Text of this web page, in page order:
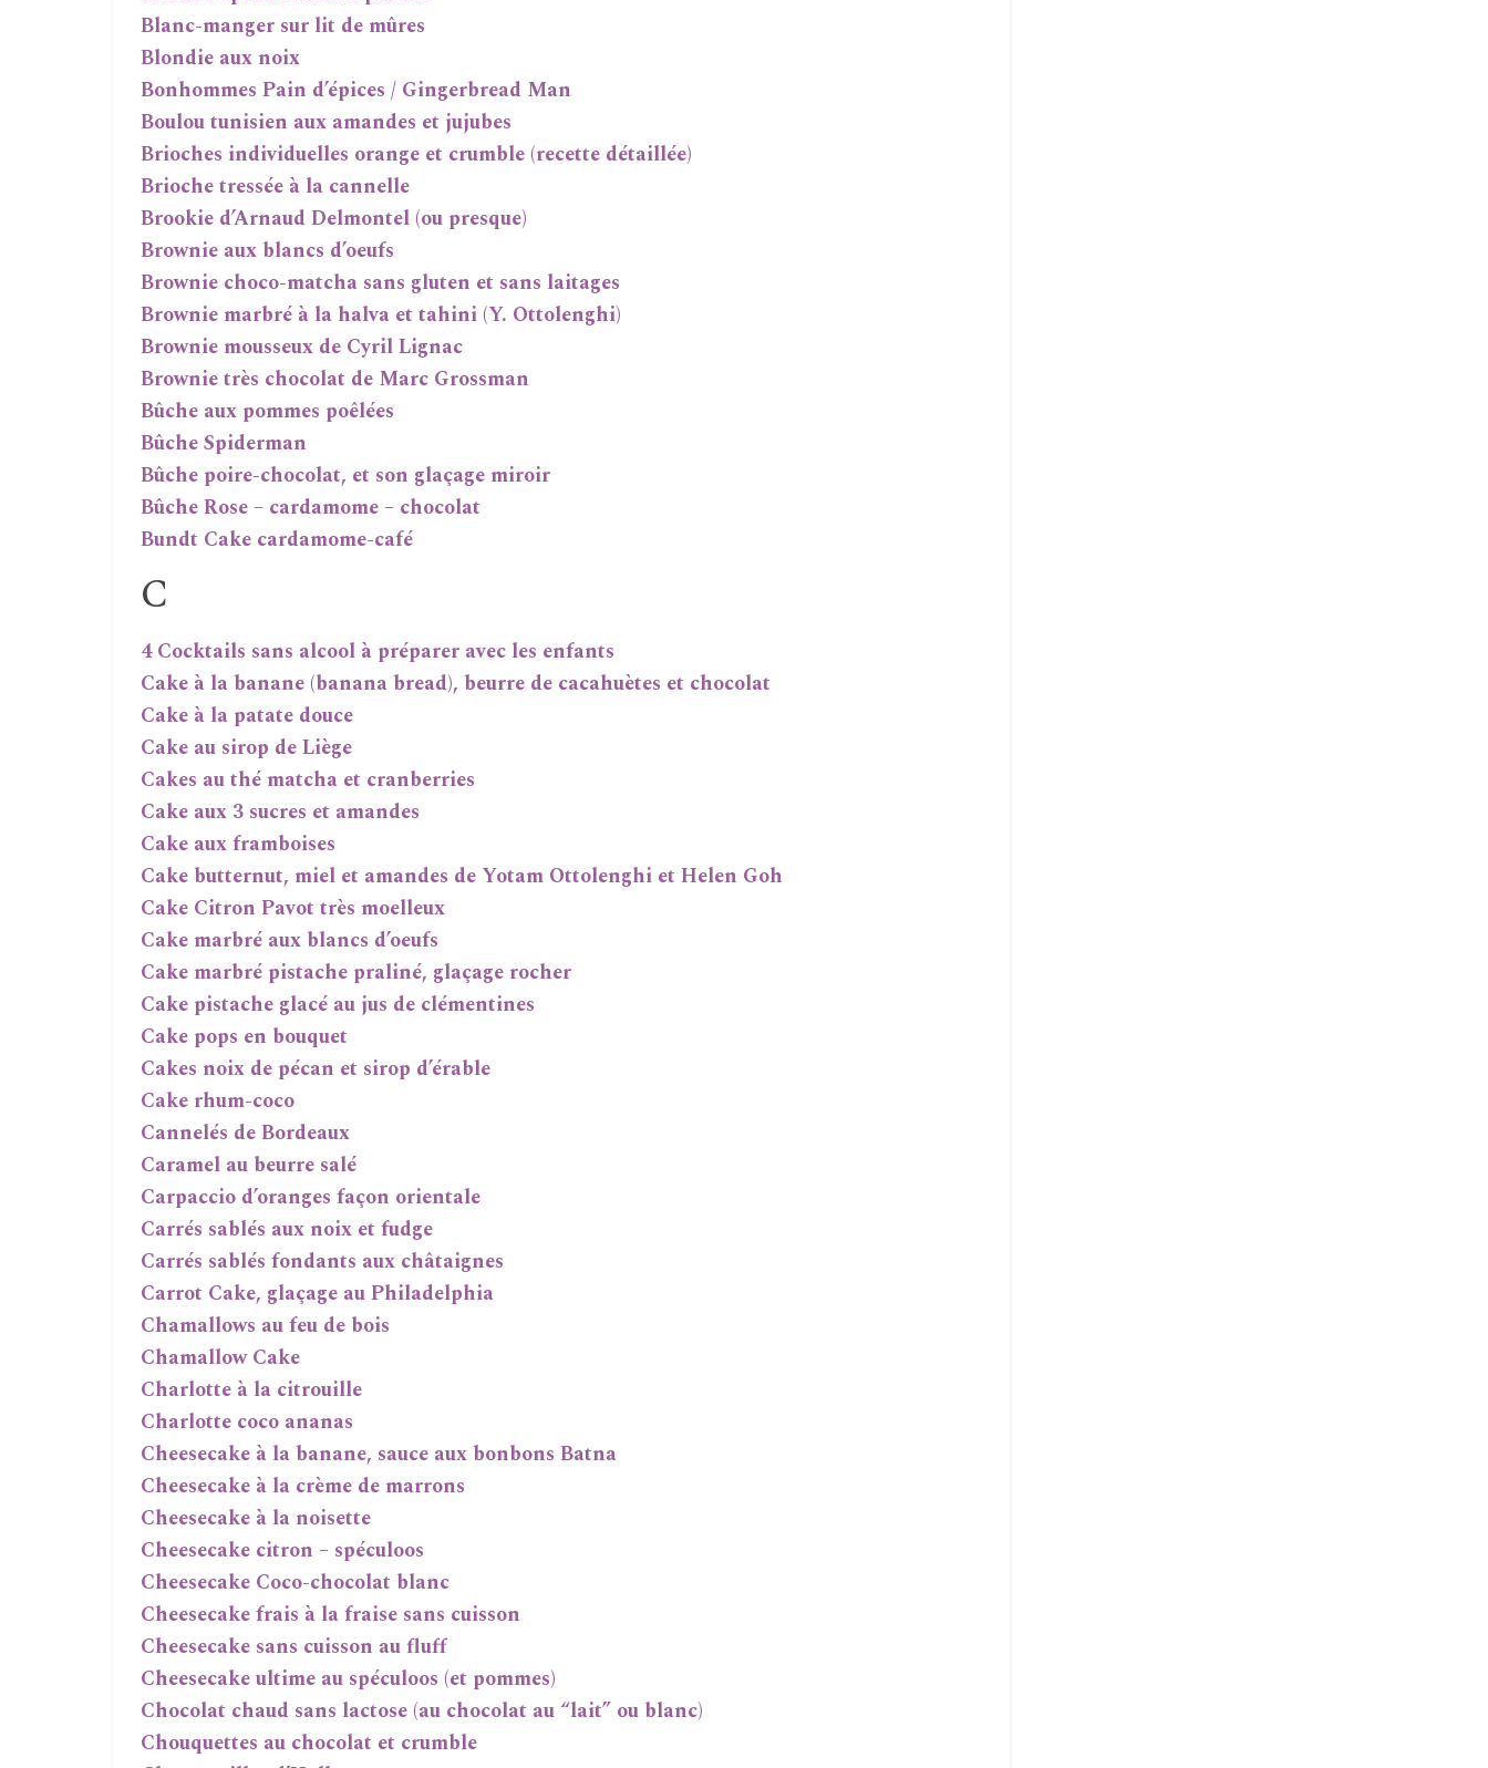
Blanc-manger sur lit de mûres
Blondie aux noix
Bonhommes Pain d’épices / Gingerbread Man
Boulou tunisien aux amandes et jujubes
Brioches individuelles orange et crumble (recette détaillée)
Brioche tressée à la cannelle
Brookie d’Arnaud Delmontel (ou presque)
Brownie aux blancs d’oeufs
Brownie choco-matcha sans gluten et sans laitages
Brownie marbré à la halva et tahini (Y. Ottolenghi)
Brownie mousseux de Cyril Lignac
Brownie très chocolat de Marc Grossman
Bûche aux pommes poêlées
Bûche Spiderman
Bûche poire-chocolat, et son glaçage miroir
Bûche Rose – cardamome – chocolat
Bundt Cake cardamome-café
C
4 Cocktails sans alcool à préparer avec les enfants
Cake à la banane (banana bread), beurre de cacahuètes et chocolat
Cake à la patate douce
Cake au sirop de Liège
Cakes au thé matcha et cranberries
Cake aux 3 sucres et amandes
Cake aux framboises
Cake butternut, miel et amandes de Yotam Ottolenghi et Helen Goh
Cake Citron Pavot très moelleux
Cake marbré aux blancs d’oeufs
Cake marbré pistache praliné, glaçage rocher
Cake pistache glacé au jus de clémentines
Cake pops en bouquet
Cakes noix de pécan et sirop d’érable
Cake rhum-coco
Cannelés de Bordeaux
Caramel au beurre salé
Carpaccio d’oranges façon orientale
Carrés sablés aux noix et fudge
Carrés sablés fondants aux châtaignes
Carrot Cake, glaçage au Philadelphia
Chamallows au feu de bois
Chamallow Cake
Charlotte à la citrouille
Charlotte coco ananas
Cheesecake à la banane, sauce aux bonbons Batna
Cheesecake à la crème de marrons
Cheesecake à la noisette
Cheesecake citron – spéculoos
Cheesecake Coco-chocolat blanc
Cheesecake frais à la fraise sans cuisson
Cheesecake sans cuisson au fluff
Cheesecake ultime au spéculoos (et pommes)
Chocolat chaud sans lactose (au chocolat au “lait” ou blanc)
Chouquettes au chocolat et crumble